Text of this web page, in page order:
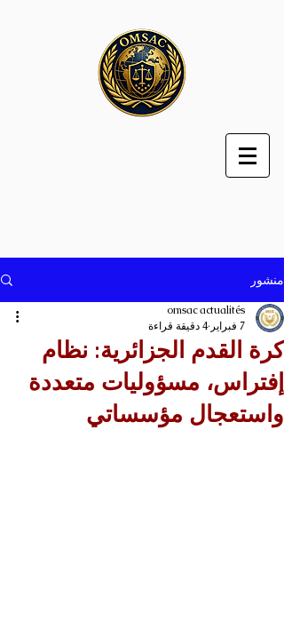
منشور
كرة القدم الجزائرية: نظام
إفتراس، مسؤوليات متعددة
واستعجال مؤسساتي
omsac actualités
7 فبراير
4 دقيقة قراءة